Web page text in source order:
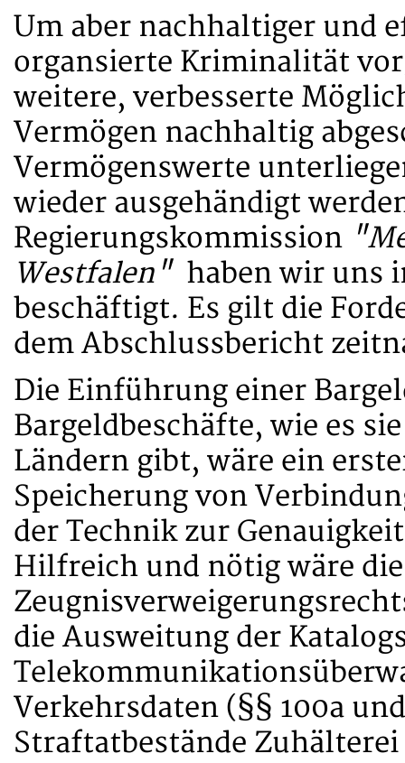
Um aber nachhaltiger und
organsierte Kriminalität
weitere, verbesserte
Vermögen nachhaltig
Vermögenswerte
wieder ausgehändigt
Regierungskommission
Westfalen" haben wir uns
beschäftigt. Es gilt die
dem Abschlussbericht
Die Einführung einer
Bargeldbeschäfte, wie es
Ländern gibt, wäre ein
Speicherung von
der Technik zur
Hilfreich und nötig wäre
die Ausweitung der
Verkehrsdaten (§§ 100a
Straftatbestände